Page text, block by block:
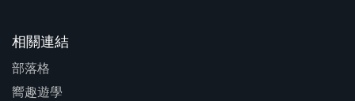
相關連結
部落格
嚮趣遊學